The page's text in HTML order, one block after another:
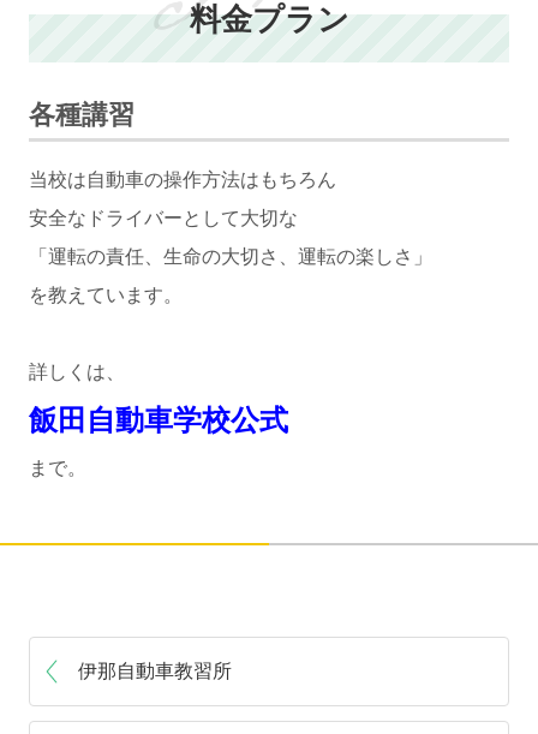
料金プラン
各種講習
当校は自動車の操作方法はもちろん
安全なドライバーとして大切な
「運転の責任、生命の大切さ、運転の楽しさ」
を教えています。
詳しくは、
飯田自動車学校公式
まで。
伊那自動車教習所